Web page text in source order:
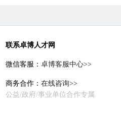
联系卓博人才网
微信客服： 卓博客服中心>>
商务合作： 在线咨询>>
公益/政府/事业单位合作专属